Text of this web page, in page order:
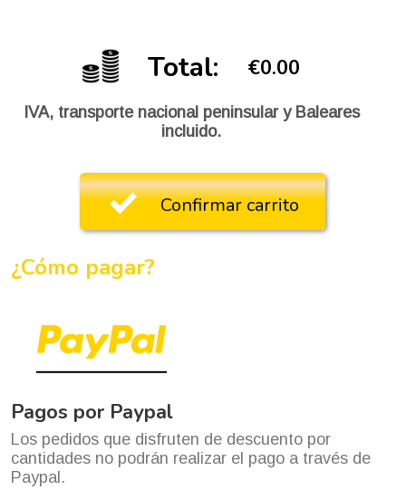
Total: €0.00
IVA, transporte nacional peninsular y Baleares
incluido.
Confirmar carrito
¿Cómo pagar?
Pagos por Paypal
Los pedidos que disfruten de descuento por
cantidades no podrán realizar el pago a través de
Paypal.